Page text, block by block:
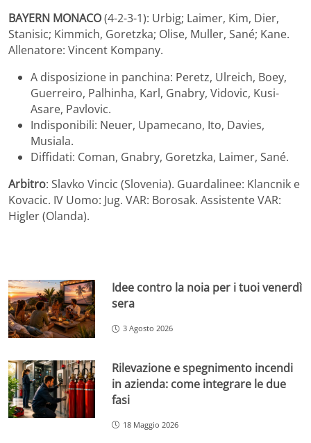
BAYERN MONACO(4-2-3-1): Urbig; Laimer, Kim, Dier,
Stanisic; Kimmich, Goretzka; Olise, Muller, Sané; Kane.
Allenatore: Vincent Kompany.
A disposizione in panchina: Peretz, Ulreich, Boey,
Guerreiro, Palhinha, Karl, Gnabry, Vidovic, Kusi-
Asare, Pavlovic.
Indisponibili: Neuer, Upamecano, Ito, Davies,
Musiala.
Diffidati: Coman, Gnabry, Goretzka, Laimer, Sané.
Arbitro: Slavko Vincic (Slovenia). Guardalinee: Klancnik e
Kovacic. IV Uomo: Jug. VAR: Borosak. Assistente VAR:
Higler (Olanda).
Idee contro la noia per i tuoi venerdì
sera
3 Agosto 2026
Rilevazione e spegnimento incendi
in azienda: come integrare le due
fasi
18 Maggio 2026